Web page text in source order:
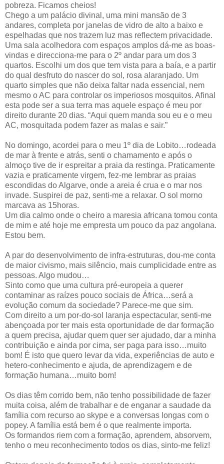
pobreza. Ficamos cheios!
Chego a um palácio divinal, uma mini mansão de 3
andares, completa por janelas de vidro de alto a baixo e
espelhadas que nos trazem luz mas reflectem privacidade.
Uma sala acolhedora com espaços amplos dá-me as boas-
vindas e direcciona-me para o 2º andar para um dos 3
quartos. Escolhi um dos que tem vista para a baía, e a partir
do qual desfruto do nascer do sol, rosa alaranjado. Um
quarto simples que não deixa faltar nada essencial, nem
mesmo o AC para controlar os imperiosos mosquitos. Afinal
esta pode ser a sua terra mas aquele espaço é meu por
direito durante 20 dias. “Aqui quem manda sou eu e o meu
AC, mosquitada podem fazer as malas e sair.”
No domingo, acordei para o meu 1º dia de Lobito…rodeada
de mar à frente e atrás, senti o chamamento e após o
almoço tive de ir espreitar a praia da restinga. Praticamente
vazia e praticamente virgem, fez-me lembrar as praias
escondidas do Algarve, onde a areia é crua e o mar nos
invade. Suspirei de paz, senti-me a relaxar. O sol morno
marcava as 15horas.
Um dia calmo onde o cheiro a maresia africana tomou conta
de mim e até hoje me empresta um pouco da paz angolana.
Estou bem.
A par do desenvolvimento de infra-estruturas, dou-me conta
de maior civismo, mais silêncio, mais cumplicidade entre as
pessoas. Algo mudou…
Sinto como que uma cultura pré-europeia a querer
contaminar as raízes pouco sociais de África…será a
evolução comum da sociedade? Parece-me que sim.
Com direito a um por-do-sol laranja espectacular, senti-me
abençoada por ter mais esta oportunidade de dar formação
a quem precisa, ajudar quem quer ser ajudado, dar a minha
contribuição e ainda por cima, ser paga para isso…muito
bom! É isto que quero levar da vida, experiências de auto e
hetero-conhecimento e ajuda, de aprendizagem e de
formação humana…muito bom!
Os dias têm corrido bem, não tenho possibilidade de fazer
muita coisa, além de trabalhar e de enganar a saudade da
família com recurso ao skype e a conversas longas com o
popey. A família está bem é o que realmente importa.
Os formandos riem com a formação, aprendem, absorvem,
tenho o meu reconhecimento todos os dias, sinto-me feliz!